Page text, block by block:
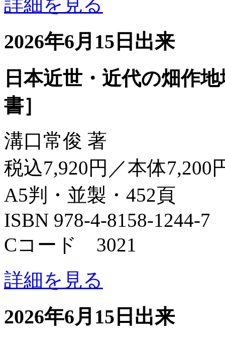
詳細を見る
2026年6月15日出来
日本近世・近代の畑作
書］
溝口常俊 著
税込7,920円／本体7,200
A5判・並製・452頁
ISBN 978-4-8158-1244-7
Cコード 3021
詳細を見る
2026年6月15日出来